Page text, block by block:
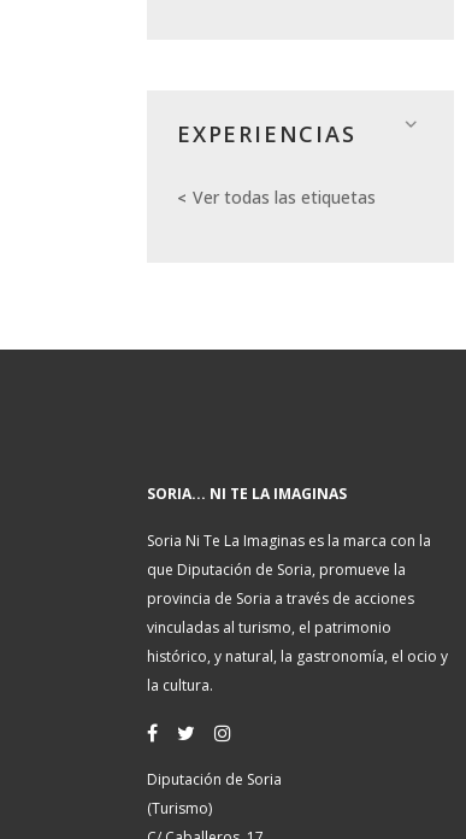
EXPERIENCIAS
Ver todas las etiquetas
SORIA... NI TE LA IMAGINAS
Soria Ni Te La Imaginas es la marca con la
que Diputación de Soria, promueve la
provincia de Soria a través de acciones
vinculadas al turismo, el patrimonio
histórico, y natural, la gastronomía, el ocio y
la cultura.
Diputación de Soria
(Turismo)